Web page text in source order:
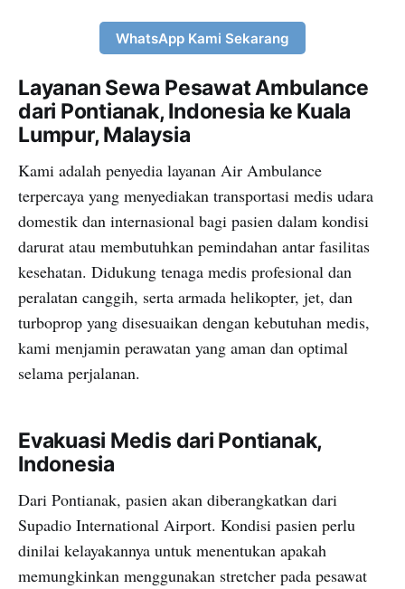
WhatsApp Kami Sekarang
Layanan Sewa Pesawat Ambulance
dari Pontianak, Indonesia ke Kuala
Lumpur, Malaysia
Kami adalah penyedia layanan Air Ambulance
terpercaya yang menyediakan transportasi medis udara
domestik dan internasional bagi pasien dalam kondisi
darurat atau membutuhkan pemindahan antar fasilitas
kesehatan. Didukung tenaga medis profesional dan
peralatan canggih, serta armada helikopter, jet, dan
turboprop yang disesuaikan dengan kebutuhan medis,
kami menjamin perawatan yang aman dan optimal
selama perjalanan.
Evakuasi Medis dari Pontianak,
Indonesia
Dari Pontianak, pasien akan diberangkatkan dari
Supadio International Airport. Kondisi pasien perlu
dinilai kelayakannya untuk menentukan apakah
memungkinkan menggunakan stretcher pada pesawat